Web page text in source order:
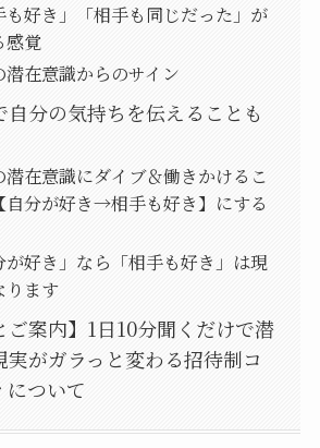
も好き」「相手も同じだった」が
感覚
潜在意識からのサイン
自分の気持ちを伝えることも
潜在意識にダイブ＆働きかけるこ
自分が好き→相手も好き】にする
が好き」なら「相手も好き」は現
ります
ご案内】1日10分聞くだけで潜
実がガラっと変わる招待制コ
について